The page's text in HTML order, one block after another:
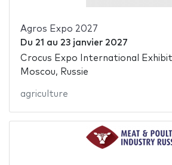
Agros Expo 2027
Du 21 au 23 janvier 2027
Crocus Expo International
Moscou, Russie
agriculture